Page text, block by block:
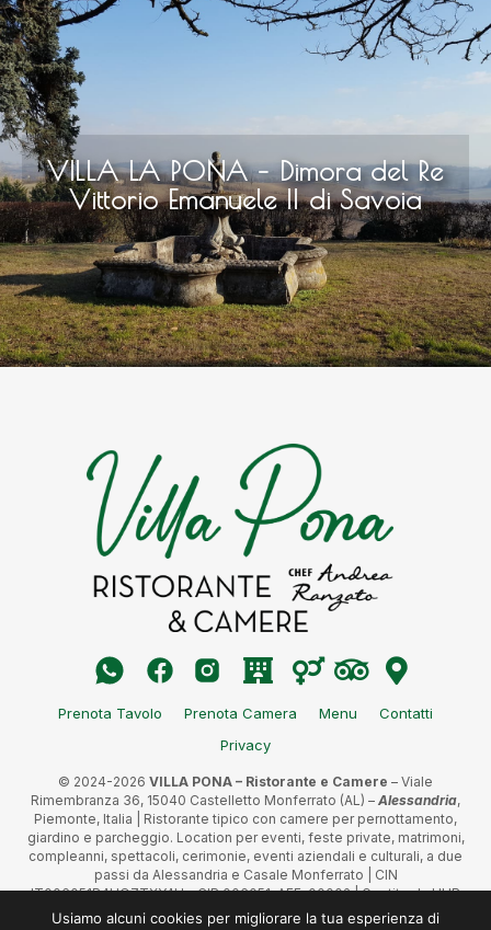
VILLA LA PONA – Dimora del Re
Vittorio Emanuele II di Savoia
Prenota Tavolo Prenota Camera Menu
Contatti
Privacy
© 2024-2026 VILLA PONA – Ristorante e Camere – Viale
Rimembranza 36, 15040 Castelletto Monferrato (AL) – Alessandria,
Piemonte, Italia | Ristorante tipico con camere per pernottamento,
giardino e parcheggio. Location per eventi, feste private, matrimoni,
compleanni, spettacoli, cerimonie, eventi aziendali e culturali, a due
passi da Alessandria e Casale Monferrato | CIN
IT006051B4UO7TXY4U – CIR 006051-AFF-00002 | Gestito da HUB
s.r.l, Via Tullio Molteni 2/12, 16151 Genova (GE) – P.IVA 02871440992 |
Usiamo alcuni cookies per migliorare la tua esperienza di